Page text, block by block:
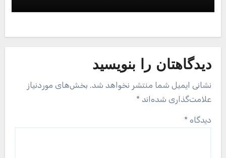
دیدگاهتان را بنویسید
نشانی ایمیل شما منتشر نخواهد شد. بخش‌های موردنیاز
علامت‌گذاری شده‌اند *
دیدگاه *